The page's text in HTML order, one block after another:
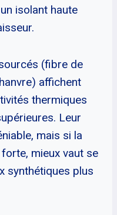
isolant haute
(fibre de
affichent
thermiques
Leur
mais si la
mieux vaut se
synthétiques plus